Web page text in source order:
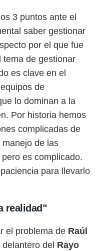
3 puntos ante el
saber gestionar
por el que fue
tema de gestionar
es clave en el
de
lo dominan a la
Por historia hemos
complicadas de
de las
es complicado.
para llevarlo
realidad"
el problema de Raúl
del Rayo